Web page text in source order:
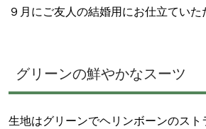
９月にご友人の結婚用にお仕立ていた
グリーンの鮮やかなスーツ
生地はグリーンでヘリンボーンのスト